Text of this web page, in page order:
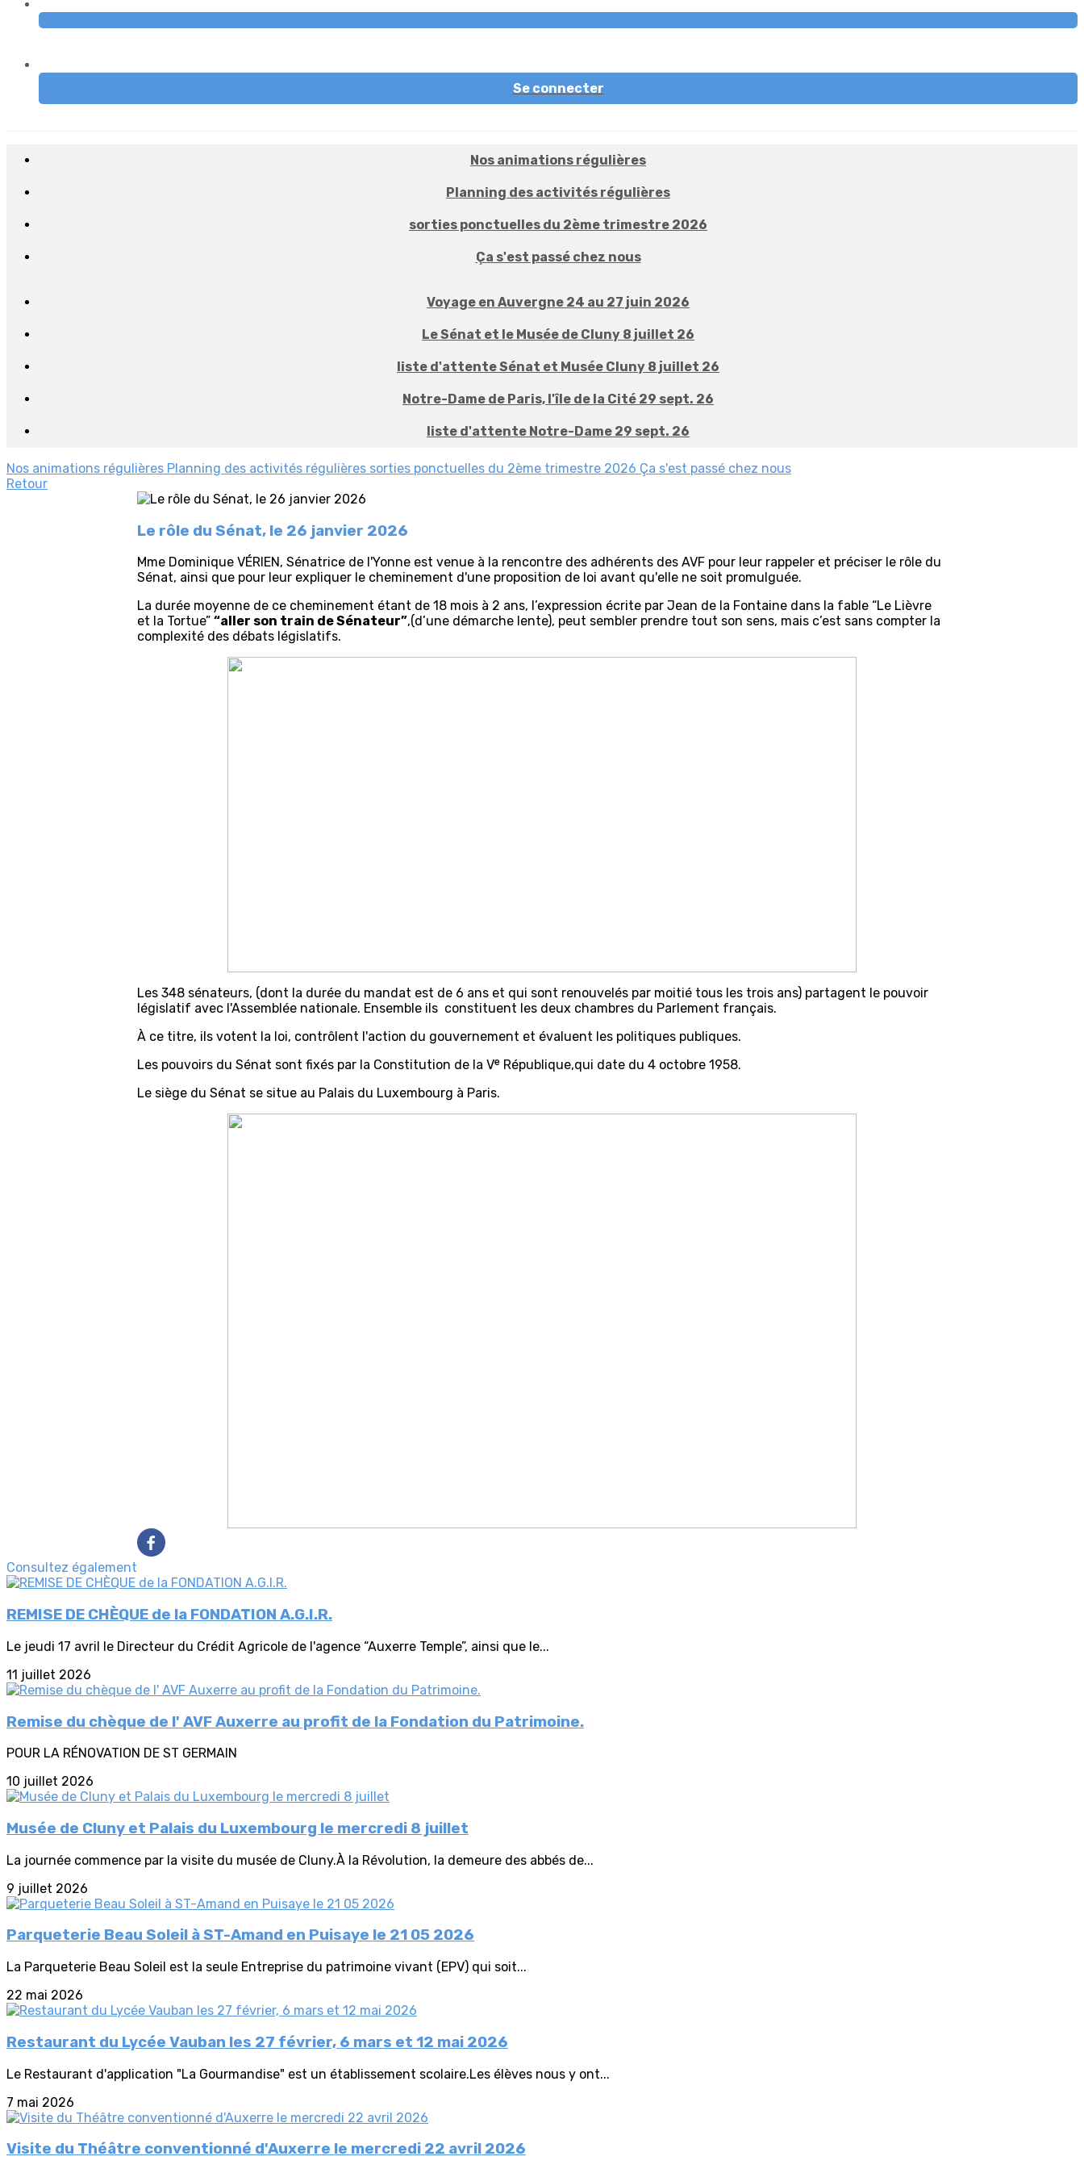
Se connecter
Nos animations régulières
Planning des activités régulières
sorties ponctuelles du 2ème trimestre 2026
Ça s'est passé chez nous
Voyage en Auvergne 24 au 27 juin 2026
Le Sénat et le Musée de Cluny 8 juillet 26
liste d'attente Sénat et Musée Cluny 8 juillet 26
Notre-Dame de Paris, l'île de la Cité 29 sept. 26
liste d'attente Notre-Dame 29 sept. 26
Nos animations régulières Planning des activités régulières sorties ponctuelles du 2ème trimestre 2026 Ça s'est passé chez nous
Retour
Le rôle du Sénat, le 26 janvier 2026
Mme Dominique VÉRIEN, Sénatrice de l'Yonne est venue à la rencontre des adhérents des AVF pour leur rappeler et préciser le rôle du
Sénat, ainsi que pour leur expliquer le cheminement d'une proposition de loi avant qu'elle ne soit promulguée.
La durée moyenne de ce cheminement étant de 18 mois à 2 ans, l’expression écrite par Jean de la Fontaine dans la fable “Le Lièvre
et la Tortue” “aller son train de Sénateur”,(d’une démarche lente), peut sembler prendre tout son sens, mais c’est sans compter la
complexité des débats législatifs.
Les 348 sénateurs, (dont la durée du mandat est de 6 ans et qui sont renouvelés par moitié tous les trois ans) partagent le pouvoir
législatif avec l'Assemblée nationale. Ensemble ils constituent les deux chambres du Parlement français.
À ce titre, ils votent la loi, contrôlent l'action du gouvernement et évaluent les politiques publiques.
Les pouvoirs du Sénat sont fixés par la Constitution de la Vᵉ République,qui date du 4 octobre 1958.
Le siège du Sénat se situe au Palais du Luxembourg à Paris.
Consultez également
REMISE DE CHÈQUE de la FONDATION A.G.I.R.
Le jeudi 17 avril le Directeur du Crédit Agricole de l'agence “Auxerre Temple”, ainsi que le...
11 juillet 2026
Remise du chèque de l' AVF Auxerre au profit de la Fondation du Patrimoine.
POUR LA RÉNOVATION DE ST GERMAIN
10 juillet 2026
Musée de Cluny et Palais du Luxembourg le mercredi 8 juillet
La journée commence par la visite du musée de Cluny.À la Révolution, la demeure des abbés de...
9 juillet 2026
Parqueterie Beau Soleil à ST-Amand en Puisaye le 21 05 2026
La Parqueterie Beau Soleil est la seule Entreprise du patrimoine vivant (EPV) qui soit...
22 mai 2026
Restaurant du Lycée Vauban les 27 février, 6 mars et 12 mai 2026
Le Restaurant d'application "La Gourmandise" est un établissement scolaire.Les élèves nous y ont...
7 mai 2026
Visite du Théâtre conventionné d'Auxerre le mercredi 22 avril 2026